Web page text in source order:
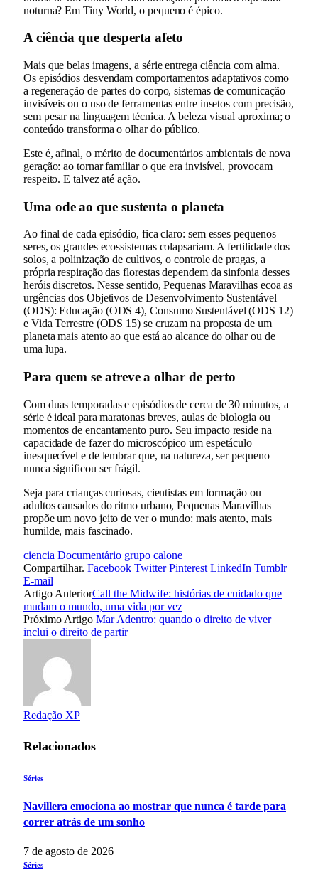
noturna? Em Tiny World, o pequeno é épico.
A ciência que desperta afeto
Mais que belas imagens, a série entrega ciência com alma.
Os episódios desvendam comportamentos adaptativos como
a regeneração de partes do corpo, sistemas de comunicação
invisíveis ou o uso de ferramentas entre insetos com precisão,
sem pesar na linguagem técnica. A beleza visual aproxima; o
conteúdo transforma o olhar do público.
Este é, afinal, o mérito de documentários ambientais de nova
geração: ao tornar familiar o que era invisível, provocam
respeito. E talvez até ação.
Uma ode ao que sustenta o planeta
Ao final de cada episódio, fica claro: sem esses pequenos
seres, os grandes ecossistemas colapsariam. A fertilidade dos
solos, a polinização de cultivos, o controle de pragas, a
própria respiração das florestas dependem da sinfonia desses
heróis discretos. Nesse sentido, Pequenas Maravilhas ecoa as
urgências dos Objetivos de Desenvolvimento Sustentável
(ODS): Educação (ODS 4), Consumo Sustentável (ODS 12)
e Vida Terrestre (ODS 15) se cruzam na proposta de um
planeta mais atento ao que está ao alcance do olhar ou de
uma lupa.
Para quem se atreve a olhar de perto
Com duas temporadas e episódios de cerca de 30 minutos, a
série é ideal para maratonas breves, aulas de biologia ou
momentos de encantamento puro. Seu impacto reside na
capacidade de fazer do microscópico um espetáculo
inesquecível e de lembrar que, na natureza, ser pequeno
nunca significou ser frágil.
Seja para crianças curiosas, cientistas em formação ou
adultos cansados do ritmo urbano, Pequenas Maravilhas
propõe um novo jeito de ver o mundo: mais atento, mais
humilde, mais fascinado.
ciencia Documentário grupo calone
Compartilhar. Facebook Twitter Pinterest LinkedIn Tumblr
E-mail
Artigo AnteriorCall the Midwife: histórias de cuidado que
mudam o mundo, uma vida por vez
Próximo Artigo Mar Adentro: quando o direito de viver
inclui o direito de partir
Redação XP
Relacionados
Séries
Navillera emociona ao mostrar que nunca é tarde para
correr atrás de um sonho
7 de agosto de 2026
Séries